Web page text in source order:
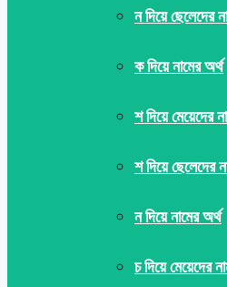
ন দিয়ে ছেলেদের
ক দিয়ে নামের অর্থ
শ দিয়ে মেয়েদের
শ দিয়ে ছেলেদের
ন দিয়ে নামের অর্থ
চ দিয়ে মেয়েদের